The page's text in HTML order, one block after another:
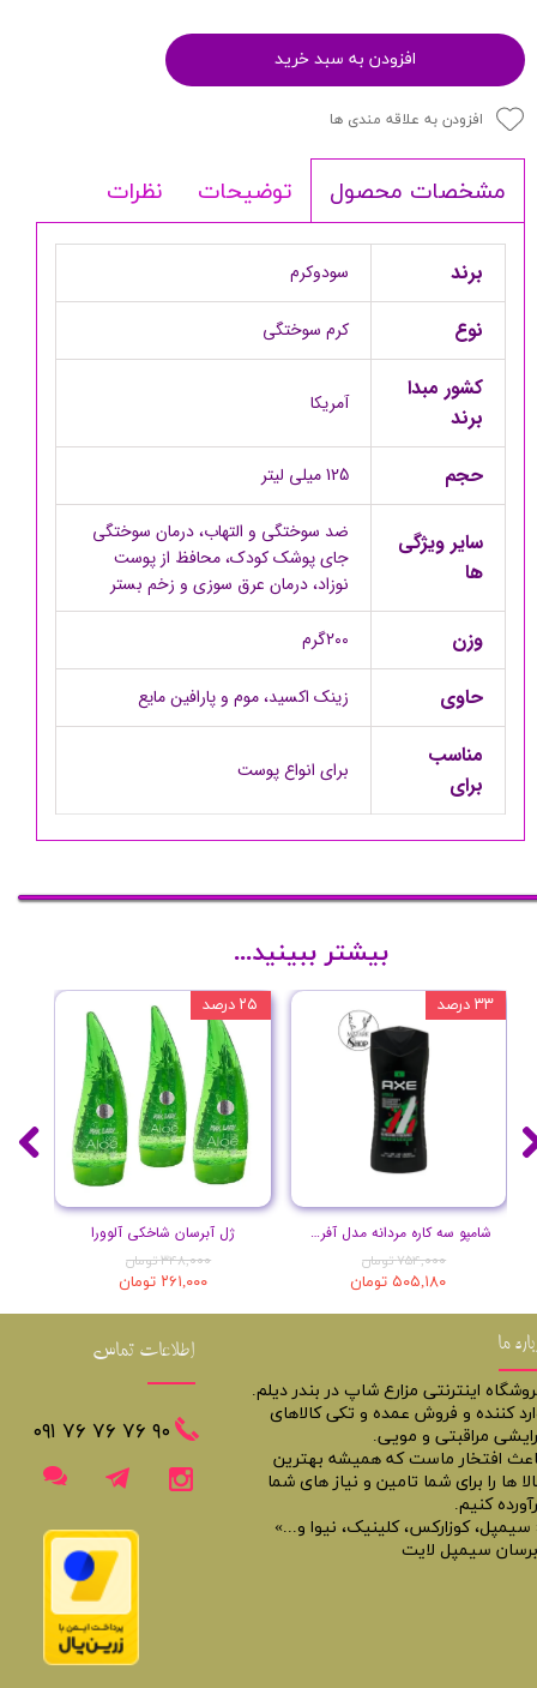
افزودن به سبد خرید
افزودن به علاقه مندی ها
مشخصات محصول توضیحات نظرات
برند سودوکرم
نوع کرم سوختگی
کشور مبدا
برند
آمریکا
حجم 125 میلی لیتر
سایر ویژگی
ها
ضد سوختگی و التهاب، درمان سوختگی
جای پوشک کودک، محافظ از پوست
نوزاد، درمان عرق سوزی و زخم بستر
وزن 200گرم
حاوی زینک اکسید، موم و پارافین مایع
مناسب
برای
برای انواع پوست
ژل آبرسان شاخکی آلوورا
۳۴۸,۰۰۰ تومان
۲۶۱,۰۰۰ تومان
۲۵ درصد
شامپو سه کاره مردانه مدل آفریقا حجم 400 میل
۷۵۴,۰۰۰ تومان
۵۰۵,۱۸۰ تومان
۳۳ درصد
بیشتر ببینید...
ما
اینترنتی مزارع شاپ در بندر دیلم.
کننده و فروش عمده و تکی کالاهای
مراقبتی و مویی.
افتخار ماست که همیشه بهترین
ها را برای شما تامین و نیاز های شما
کنیم.
سیمپل، کوزارکس، کلینیک، نیوا و...»
سیمپل لایت
اطلاعات تماس
​​٩٠ ٧۶ ٧۶ ٧۶ ٠٩١